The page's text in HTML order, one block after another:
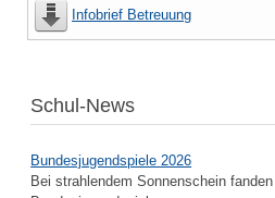
Infobrief Betreuung
Schul-News
Bundesjugendspiele 2026
Bei strahlendem Sonnenschein